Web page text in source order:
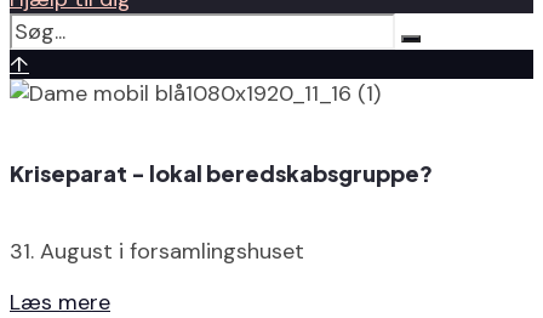
↑
Kriseparat - lokal beredskabsgruppe?
31. August i forsamlingshuset
Læs mere